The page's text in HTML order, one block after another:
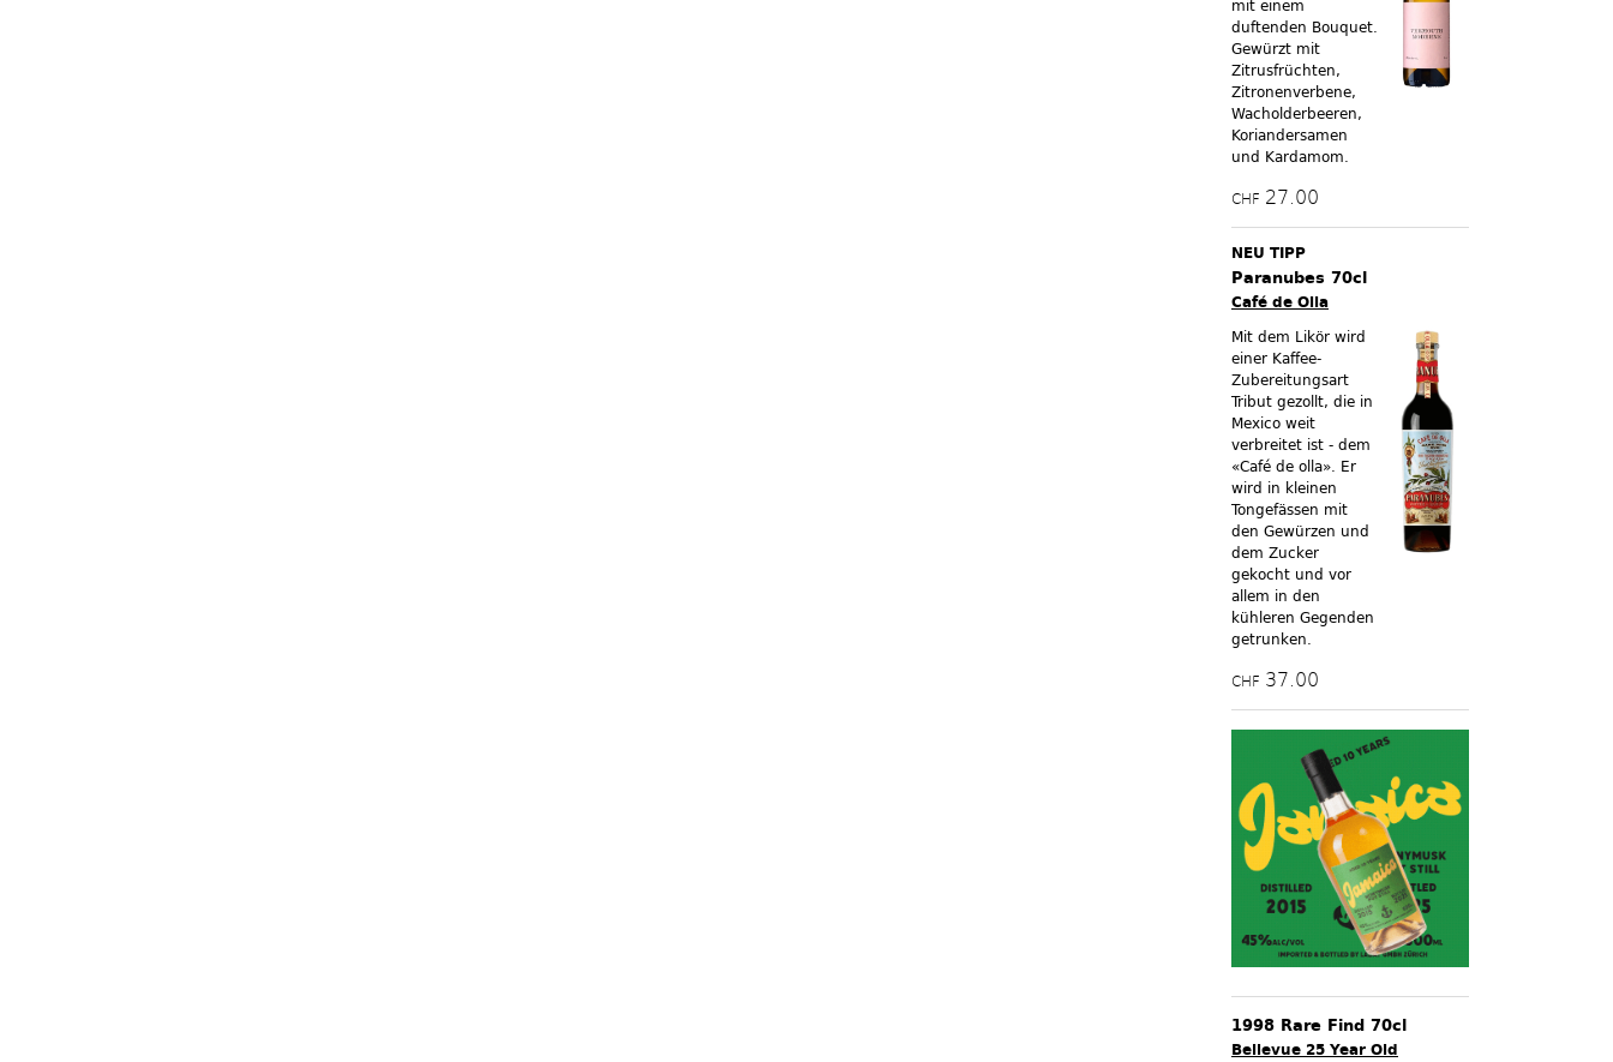
mit einem
duftenden Bouquet.
Gewürzt mit
Zitrusfrüchten,
Zitronenverbene,
Wacholderbeeren,
Koriandersamen
und Kardamom.
CHF 27.00
NEU TIPP
Paranubes 70cl
Café de Olla
Mit dem Likör wird
einer Kaffee-
Zubereitungsart
Tribut gezollt, die in
Mexico weit
verbreitet ist - dem
«Café de olla». Er
wird in kleinen
Tongefässen mit
den Gewürzen und
dem Zucker
gekocht und vor
allem in den
kühleren Gegenden
getrunken.
CHF 37.00
1998 Rare Find 70cl
Bellevue 25 Year Old